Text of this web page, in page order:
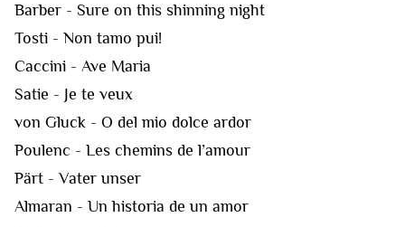
Barber - Sure on this shinning night
Tosti - Non tamo pui!
Caccini - Ave Maria
Satie - Je te veux
von Gluck - O del mio dolce ardor
Poulenc - Les chemins de l’amour
Pärt - Vater unser
Almaran - Un historia de un amor